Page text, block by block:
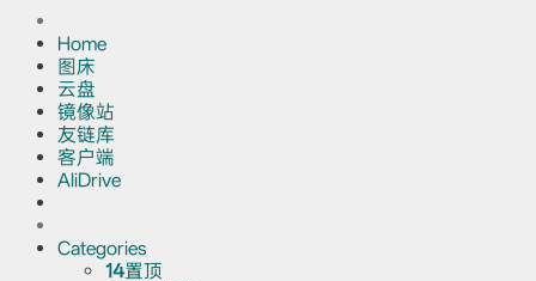
Home
图床
云盘
镜像站
友链库
客户端
AliDrive
Categories
14置顶